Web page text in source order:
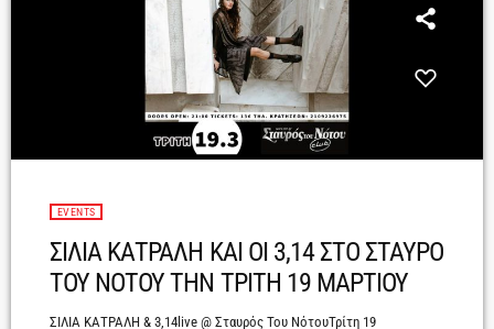
EVENTS
ΣΙΛΙΑ ΚΑΤΡΑΛΗ ΚΑΙ ΟΙ 3,14 ΣΤΟ ΣΤΑΥΡΟ
ΤΟΥ ΝΟΤΟΥ ΤΗΝ ΤΡΙΤΗ 19 ΜΑΡΤΙΟΥ
ΣΙΛΙΑ ΚΑΤΡΑΛΗ & 3,14live @ Σταυρός Του ΝότουΤρίτη 19